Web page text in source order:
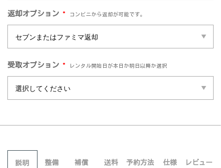
返却オプション * コンビニから返却が可能です。
受取オプション * レンタル開始日が本日か明日以降か選択
説明 整備 補償 送料 予約方法 仕様
レビュー